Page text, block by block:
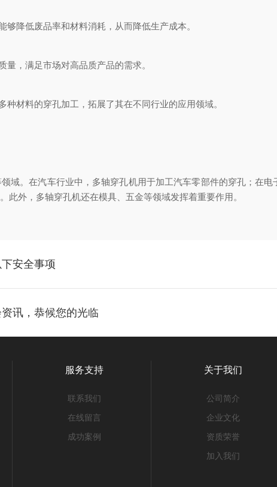
降低废品率和材料消耗，从而降低生产成本。
，满足市场对高品质产品的需求。
材料的穿孔加工，拓展了其在不同行业的应用领域。
。在汽车行业中，多轴穿孔机用于加工汽车零部件的穿孔；在电
外，多轴穿孔机还在模具、五金等领域发挥着重要作用。
安全事项
讯，恭候您的光临
服务支持
联系我们
在线留言
成功案例
关于我们
公司简介
企业文化
资质荣誉
加入我们